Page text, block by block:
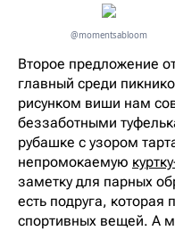
@momentsabloom
Второе предложение
главный среди
рисунком виши нам
беззаботными
рубашке с узором
непромокаемую
заметку для парных
есть подруга, которая
спортивных вещей. А